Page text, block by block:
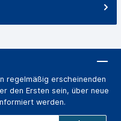
regelmäßig erscheinenden
den Ersten sein, über neue
werden.